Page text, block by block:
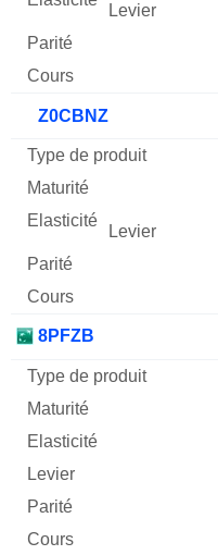
Z0CBNZ
8PFZB